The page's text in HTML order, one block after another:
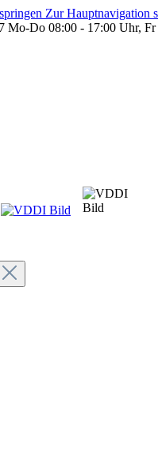
Zur Hauptnavigation
Mo-Do 08:00 - 17:00 Uhr,